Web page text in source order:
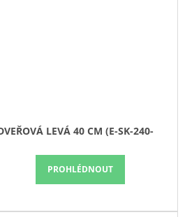
LEVÁ 40 CM (E-SK-240-
PROHLÉDNOUT